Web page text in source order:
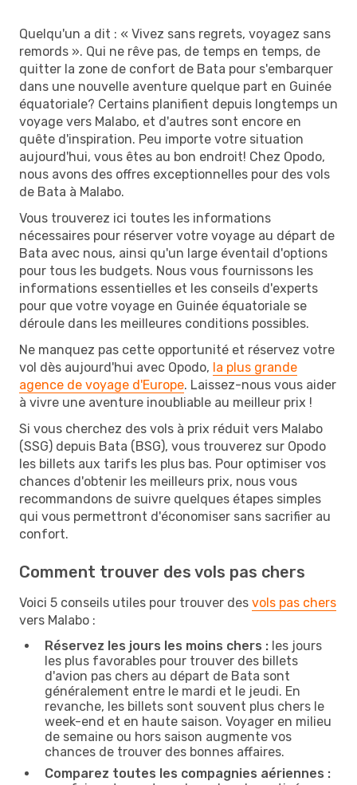
Quelqu'un a dit : « Vivez sans regrets, voyagez sans
remords ». Qui ne rêve pas, de temps en temps, de
quitter la zone de confort de Bata pour s'embarquer
dans une nouvelle aventure quelque part en Guinée
équatoriale? Certains planifient depuis longtemps un
voyage vers Malabo, et d'autres sont encore en
quête d'inspiration. Peu importe votre situation
aujourd'hui, vous êtes au bon endroit! Chez Opodo,
nous avons des offres exceptionnelles pour des vols
de Bata à Malabo.
Vous trouverez ici toutes les informations
nécessaires pour réserver votre voyage au départ de
Bata avec nous, ainsi qu'un large éventail d'options
pour tous les budgets. Nous vous fournissons les
informations essentielles et les conseils d'experts
pour que votre voyage en Guinée équatoriale se
déroule dans les meilleures conditions possibles.
Ne manquez pas cette opportunité et réservez votre
vol dès aujourd'hui avec Opodo, la plus grande
agence de voyage d'Europe. Laissez-nous vous aider
à vivre une aventure inoubliable au meilleur prix !
Si vous cherchez des vols à prix réduit vers Malabo
(SSG) depuis Bata (BSG), vous trouverez sur Opodo
les billets aux tarifs les plus bas. Pour optimiser vos
chances d'obtenir les meilleurs prix, nous vous
recommandons de suivre quelques étapes simples
qui vous permettront d'économiser sans sacrifier au
confort.
Comment trouver des vols pas chers
Voici 5 conseils utiles pour trouver des vols pas chers
vers Malabo :
Réservez les jours les moins chers : les jours
les plus favorables pour trouver des billets
d'avion pas chers au départ de Bata sont
généralement entre le mardi et le jeudi. En
revanche, les billets sont souvent plus chers le
week-end et en haute saison. Voyager en milieu
de semaine ou hors saison augmente vos
chances de trouver des bonnes affaires.
Comparez toutes les compagnies aériennes :